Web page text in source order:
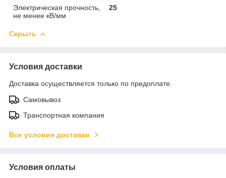
Электрическая прочность,
не менее кВ/мм
25
Скрыть
Условия доставки
Доставка осуществляется только по предоплате.
Самовывоз
Транспортная компания
Все условия доставки
Условия оплаты